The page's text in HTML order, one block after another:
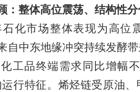
：整体高位震荡、结构性
石化市场整体表现为高位
自中东地缘冲突持续发酵
工品终端需求同比增幅
运行特征。烯烃链受原油